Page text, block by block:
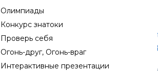
Олимпиады
Конкурс знатоки
Проверь себя
Огонь-друг, Огонь-враг
Интерактивные презентации